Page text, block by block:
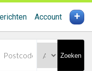
Account +
Zoeken